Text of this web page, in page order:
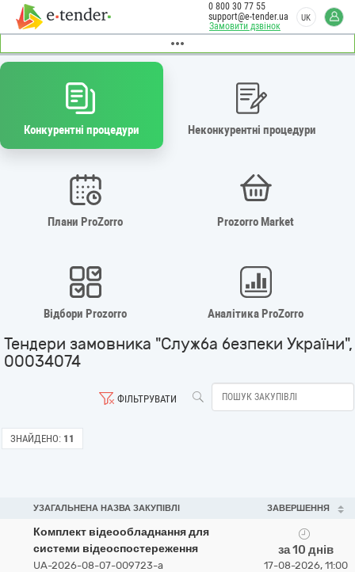
Замовити дзвінок
0 800 30 77 55
support@e-tender.ua
UK
Конкурентні процедури Неконкурентні процедури
Плани ProZorro Prozorro Market
Відбори Prozorro Аналітика ProZorro
Тендери замовника "Служба безпеки України",
00034074
ФІЛЬТРУВАТИ
ЗНАЙДЕНО: 11
УЗАГАЛЬНЕНА НАЗВА ЗАКУПІВЛІ ЗАВЕРШЕННЯ
Комплект відеообладнання для
системи відеоспостереження
UA-2026-08-07-009723-a
за 10 днів
17-08-2026, 11:00